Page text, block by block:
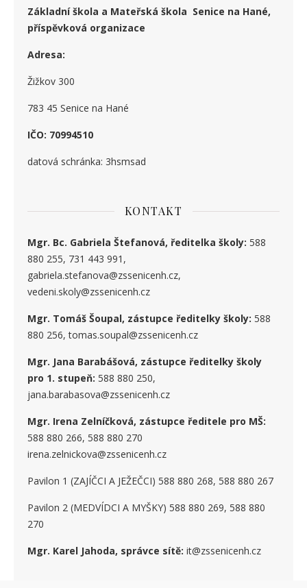
Základní škola a Mateřská škola Senice na Hané,
příspěvková organizace
Adresa:
Žižkov 300
783 45 Senice na Hané
IČO: 70994510
datová schránka: 3hsmsad
KONTAKT
Mgr. Bc. Gabriela Štefanová, ředitelka školy: 588
880 255, 731 443 991,
gabriela.stefanova@zssenicenh.cz,
vedeni.skoly@zssenicenh.cz
Mgr. Tomáš Šoupal, zástupce ředitelky školy: 588
880 256, tomas.soupal@zssenicenh.cz
Mgr. Jana Barabášová, zástupce ředitelky školy
pro 1. stupeň: 588 880 250,
jana.barabasova@zssenicenh.cz
Mgr. Irena Zelníčková, zástupce ředitele pro MŠ:
588 880 266, 588 880 270
irena.zelnickova@zssenicenh.cz
Pavilon 1 (ZAJÍČCI A JEŽEČCI) 588 880 268, 588 880 267
Pavilon 2 (MEDVÍDCI A MYŠKY) 588 880 269, 588 880
270
Mgr. Karel Jahoda, správce sítě: it@zssenicenh.cz